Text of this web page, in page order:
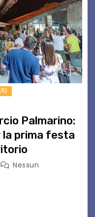
Palmarino:
la prima festa
Nessun